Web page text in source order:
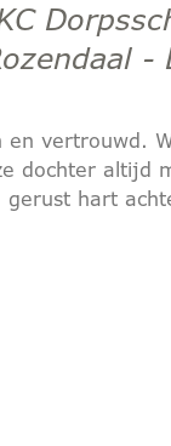
-
en vertrouwd.
dochter altijd
gerust hart